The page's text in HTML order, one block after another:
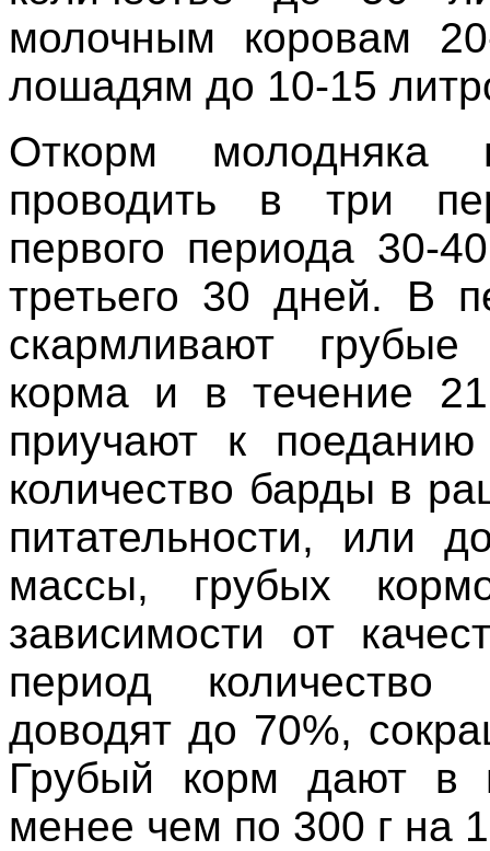
молочным коровам
лошадям до 10-15
Откорм молодняка
проводить в три
первого периода 30-
третьего 30 дней. В
скармливают
корма и в течение
приучают к
количество барды в
питательности, или
массы, грубых
зависимости от
период количество
доводят до 70%,
Грубый корм дают в
менее чем по 300 г на